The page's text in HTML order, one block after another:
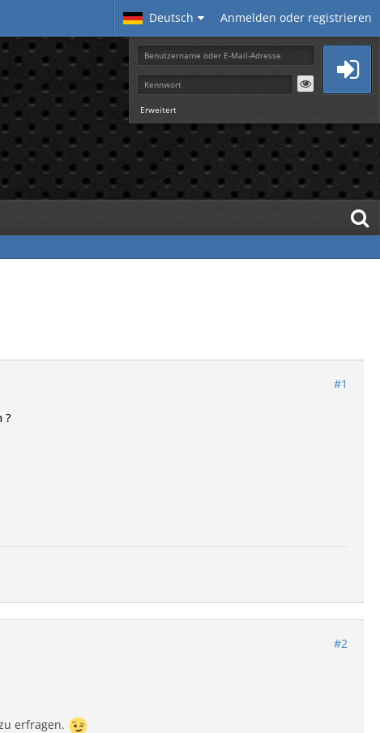
Deutsch Anmelden oder registrieren
Erweitert
#1
?
#2
erfragen.